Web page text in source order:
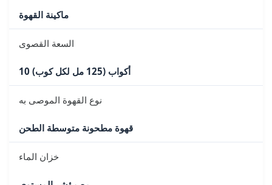
ماكينة القهوة
السعة القصوى
10 أكواب (125 مل لكل كوب)
نوع القهوة الموصى به
قهوة مطحونة متوسطة الطحن
خزان الماء